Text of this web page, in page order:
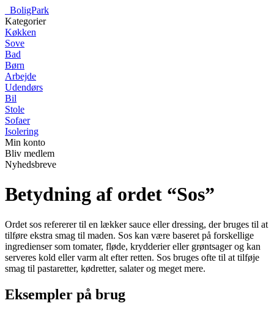
BoligPark
Kategorier
Køkken
Sove
Bad
Børn
Arbejde
Udendørs
Bil
Stole
Sofaer
Isolering
Min konto
Bliv medlem
Nyhedsbreve
Betydning af ordet “Sos”
Ordet sos refererer til en lækker sauce eller dressing, der bruges til at
tilføre ekstra smag til maden. Sos kan være baseret på forskellige
ingredienser som tomater, fløde, krydderier eller grøntsager og kan
serveres kold eller varm alt efter retten. Sos bruges ofte til at tilføje
smag til pastaretter, kødretter, salater og meget mere.
Eksempler på brug